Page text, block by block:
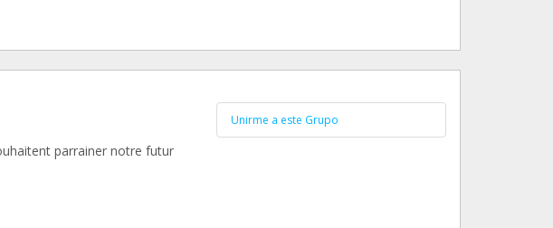
parrainer notre futur
Unirme a este Grupo